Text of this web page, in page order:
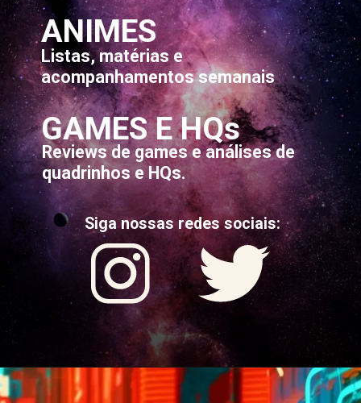
ANIMES
Listas, matérias e
acompanhamentos semanais
GAMES E HQs
Reviews de games e análises de
quadrinhos e HQs.
Siga nossas redes sociais: